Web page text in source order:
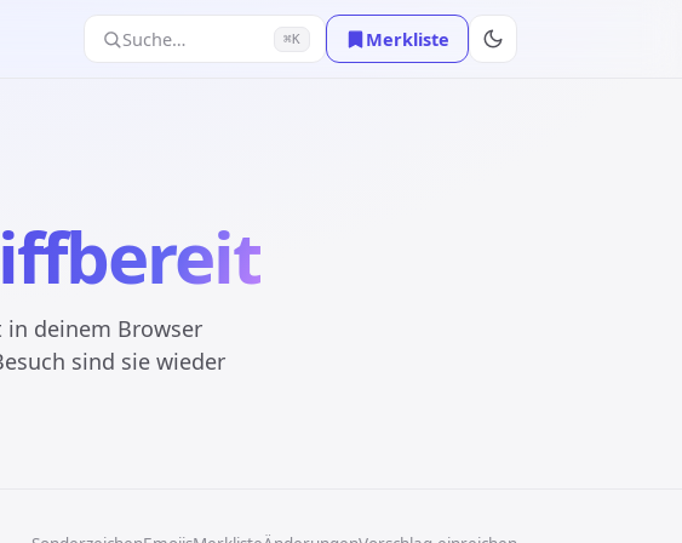
Suche… ⌘K Merkliste
in deinem Browser
sind sie wieder